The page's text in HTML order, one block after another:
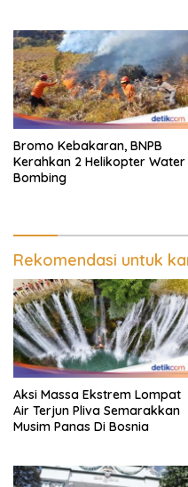
Bromo Kebakaran, BNPB
Kerahkan 2 Helikopter Water
Bombing
Rekomendasi untuk
Aksi Massa Ekstrem Lompat
Air Terjun Pliva Semarakkan
Musim Panas Di Bosnia